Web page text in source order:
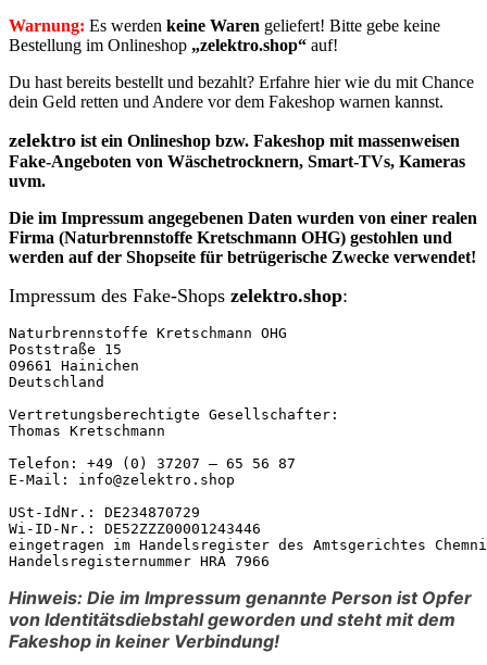
Warnung: Es werden keine Waren geliefert! Bitte gebe keine
Bestellung im Onlineshop „zelektro.shop“ auf!
Du hast bereits bestellt und bezahlt? Erfahre hier wie du mit Chance
dein Geld retten und Andere vor dem Fakeshop warnen kannst.
zelektro ist ein Onlineshop bzw. Fakeshop mit massenweisen
Fake-Angeboten von Wäschetrocknern, Smart-TVs, Kameras
uvm.
Die im Impressum angegebenen Daten wurden von einer realen
Firma (Naturbrennstoffe Kretschmann OHG) gestohlen und
werden auf der Shopseite für betrügerische Zwecke verwendet!
Impressum des Fake-Shops zelektro.shop:
Naturbrennstoffe Kretschmann OHG
Poststraße 15
09661 Hainichen
Deutschland
Vertretungsberechtigte Gesellschafter:
Thomas Kretschmann
Telefon: +49 (0) 37207 – 65 56 87
E-Mail: info@zelektro.shop
USt-IdNr.: DE234870729
Wi-ID-Nr.: DE52ZZZ00001243446
eingetragen im Handelsregister des Amtsgerichtes
Handelsregisternummer HRA 7966
Hinweis: Die im Impressum genannte Person ist Opfer
von Identitätsdiebstahl geworden und steht mit dem
Fakeshop in keiner Verbindung!